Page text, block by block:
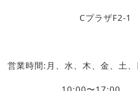
CプラザF2-1
営業時間: 月、水、木、金、土、